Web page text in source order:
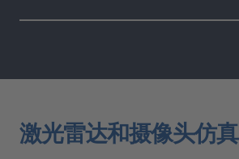
激光雷达和摄像头仿真